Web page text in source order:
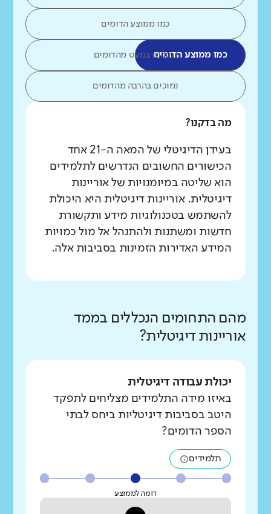
כמו ממוצע הדומים
כמו ממוצע הדומיםנמוכים במעט מהדומים
נמוכים בהרבה מהדומים
מה בדקנו?
בעידן הדיגיטלי של המאה ה-21 אחד
הכישורים החשובים הנדרשים לתלמידים
הוא שליטה במיומנויות של אוריינות
דיגיטלית. אוריינות דיגיטלית היא היכולת
להשתמש בטכנולוגיות מידע ותקשורת
חדשות ומשתנות ולהתנהל אל מול כמויות
המידע האדירות הזמינות בסביבות אלה.
מהם התחומים הנכללים בממד
אוריינות דיגיטלית?
יכולת עבודה דיגיטלית
באיזו מידה התלמידים מצליחים לתפקד
היטב בסביבות דיגיטליות ביחס לבתי
הספר הדומים?
תלמידים
דומה לממוצע